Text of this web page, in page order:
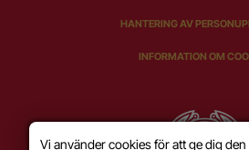
HANTERING AV
INFORMATION OM
Vi använder cookies för att ge dig